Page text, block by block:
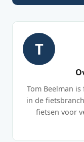
T
Tom Beelman
in de
fietsen voor